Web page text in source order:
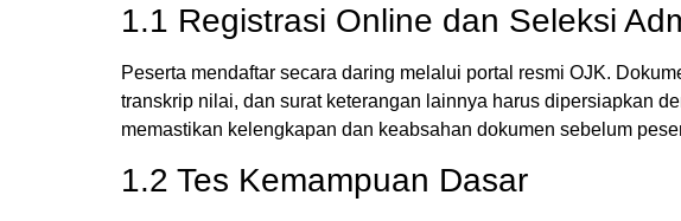
1.1 Registrasi Online dan Seleksi
Peserta mendaftar secara daring melalui portal resmi OJK.
transkrip nilai, dan surat keterangan lainnya harus dipersiapkan
memastikan kelengkapan dan keabsahan dokumen sebelum
1.2 Tes Kemampuan Dasar